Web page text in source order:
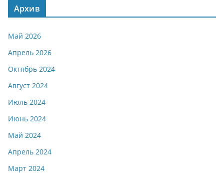
Архив
Май 2026
Апрель 2026
Октябрь 2024
Август 2024
Июль 2024
Июнь 2024
Май 2024
Апрель 2024
Март 2024